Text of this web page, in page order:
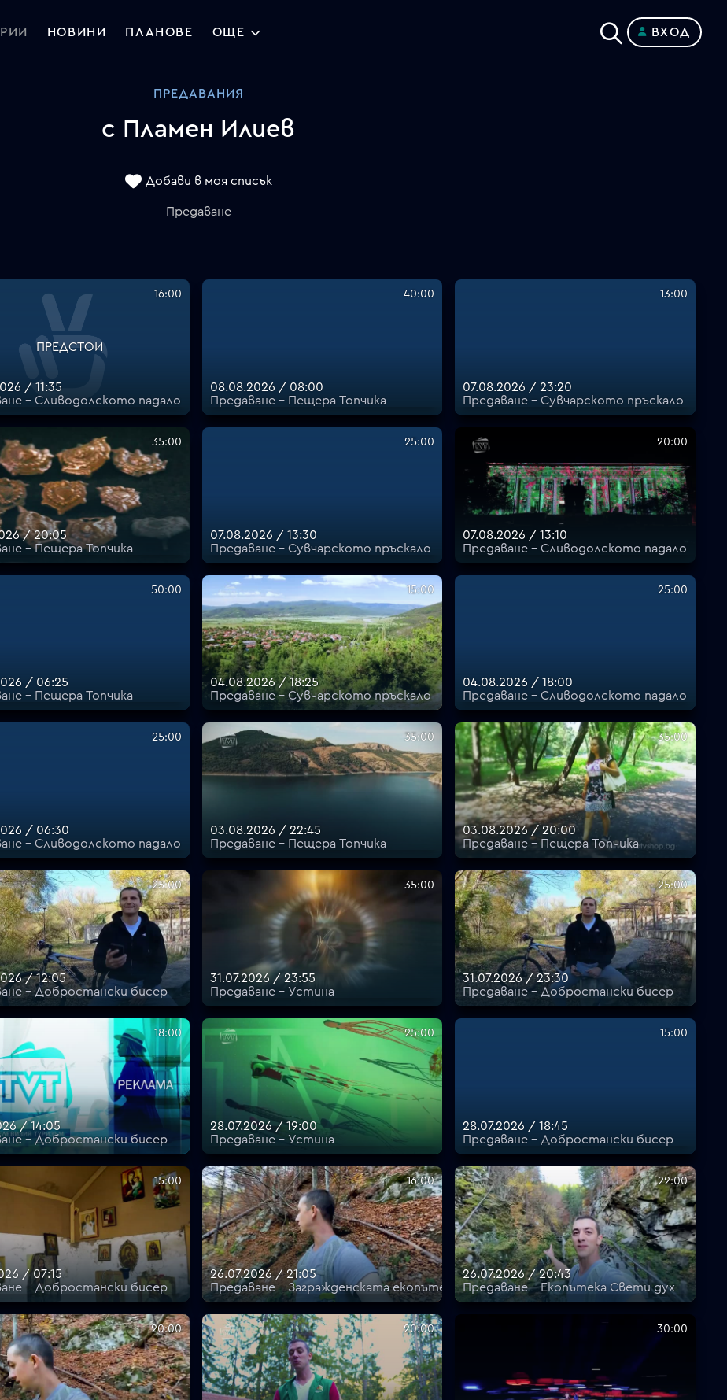
НОВИНИ ПЛАНОВЕ ОЩЕ ВХОД
ПРЕДАВАНИЯ
с Пламен Илиев
Добави в моя списък
Предаване
ПРЕДСТОИ
16:00
/ 11:35
- Сливодолското падало
40:00
08.08.2026 / 08:00
Предаване - Пещера Топчика
13:00
07.08.2026 / 23:20
Предаване - Сувчарското пръскало
35:00
/ 20:05
- Пещера Топчика
25:00
07.08.2026 / 13:30
Предаване - Сувчарското пръскало
20:00
07.08.2026 / 13:10
Предаване - Сливодолското падало
50:00
/ 06:25
- Пещера Топчика
15:00
04.08.2026 / 18:25
Предаване - Сувчарското пръскало
25:00
04.08.2026 / 18:00
Предаване - Сливодолското падало
25:00
/ 06:30
- Сливодолското падало
35:00
03.08.2026 / 22:45
Предаване - Пещера Топчика
35:00
03.08.2026 / 20:00
Предаване - Пещера Топчика
25:00
/ 12:05
- Добростански бисер
35:00
31.07.2026 / 23:55
Предаване - Устина
25:00
31.07.2026 / 23:30
Предаване - Добростански бисер
18:00
/ 14:05
- Добростански бисер
25:00
28.07.2026 / 19:00
Предаване - Устина
15:00
28.07.2026 / 18:45
Предаване - Добростански бисер
15:00
/ 07:15
- Добростански бисер
16:00
26.07.2026 / 21:05
Предаване - Загражденската екопътека
22:00
26.07.2026 / 20:43
Предаване - Екопътека Свети дух
20:00 20:00 30:00